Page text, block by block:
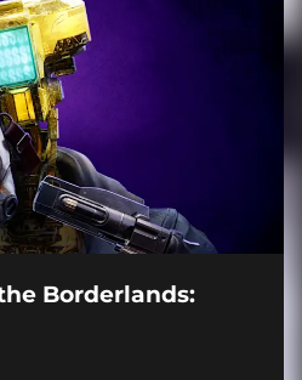
Borderlands: